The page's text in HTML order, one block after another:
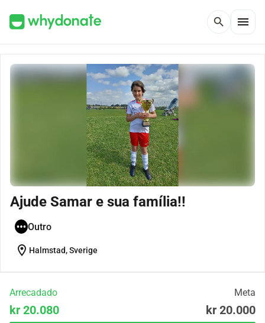
search menu
Ajude Samar e sua família!!
Outro
location_on Halmstad, Sverige
Arrecadado Meta
kr 20.080 kr 20.000